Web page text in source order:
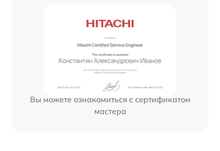
Вы можете ознакомиться с сертификатом
мастера